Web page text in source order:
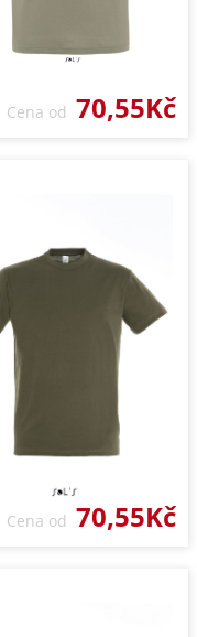
Cena od 70,55Kč
Cena od 70,55Kč